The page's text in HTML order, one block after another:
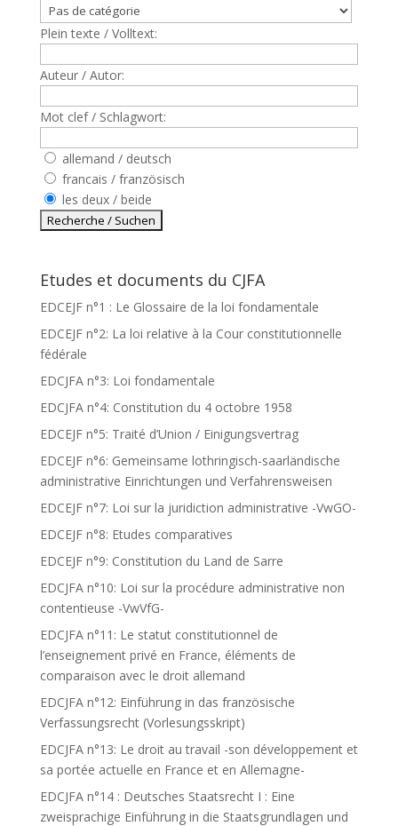
Plein texte / Volltext:
Auteur / Autor:
Mot clef / Schlagwort:
allemand / deutsch
francais / französisch
les deux / beide
Etudes et documents du CJFA
EDCEJF n°1 : Le Glossaire de la loi fondamentale
EDCEJF n°2: La loi relative à la Cour constitutionnelle
fédérale
EDCJFA n°3: Loi fondamentale
EDCJFA n°4: Constitution du 4 octobre 1958
EDCEJF n°5: Traité d’Union / Einigungsvertrag
EDCEJF n°6: Gemeinsame lothringisch-saarländische
administrative Einrichtungen und Verfahrensweisen
EDCEJF n°7: Loi sur la juridiction administrative -VwGO-
EDCEJF n°8: Etudes comparatives
EDCEJF n°9: Constitution du Land de Sarre
EDCJFA n°10: Loi sur la procédure administrative non
contentieuse -VwVfG-
EDCJFA n°11: Le statut constitutionnel de
l’enseignement privé en France, éléments de
comparaison avec le droit allemand
EDCJFA n°12: Einführung in das französische
Verfassungsrecht (Vorlesungsskript)
EDCJFA n°13: Le droit au travail -son développement et
sa portée actuelle en France et en Allemagne-
EDCJFA n°14 : Deutsches Staatsrecht I : Eine
zweisprachige Einführung in die Staatsgrundlagen und